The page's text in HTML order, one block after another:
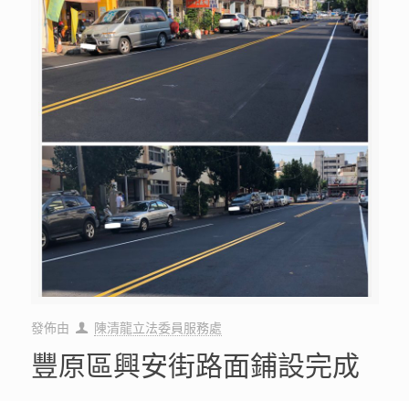
發佈由 陳清龍立法委員服務處
豐原區興安街路面鋪設完成